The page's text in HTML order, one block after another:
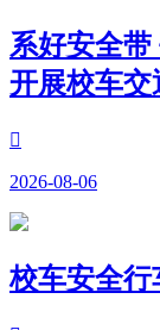
系好安全
开展校车交

2026-08-06
校车安全行